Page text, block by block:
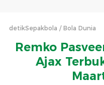
detikSepakbola Bola Dunia
Remko
Ajax